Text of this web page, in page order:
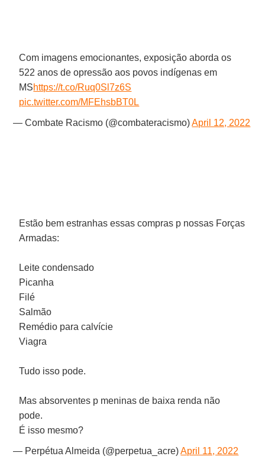
Com imagens emocionantes, exposição aborda os
522 anos de opressão aos povos indígenas em
MShttps://t.co/Ruq0Sl7z6S
pic.twitter.com/MFEhsbBT0L
— Combate Racismo (@combateracismo)April 12, 2022
Estão bem estranhas essas compras p nossas Forças
Armadas:
Leite condensado
Picanha
Filé
Salmão
Remédio para calvície
Viagra
Tudo isso pode.
Mas absorventes p meninas de baixa renda não
pode.
É isso mesmo?
— Perpétua Almeida (@perpetua_acre)April 11, 2022